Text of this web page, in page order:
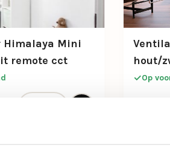
aantal
Himalaya Mini
remote cct
Ventilator Himalaya Mini Ø53 cm
hout/
Op